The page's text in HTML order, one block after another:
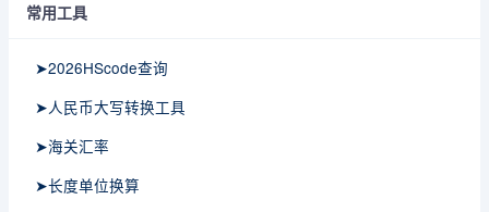
常用工具
➤2026HScode查询
➤人民币大写转换工具
➤海关汇率
➤长度单位换算